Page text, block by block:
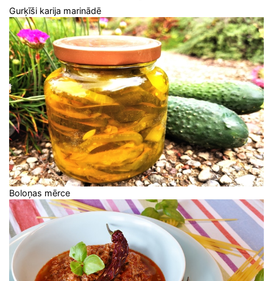
Gurķīši karija marinādē
Boloņas mērce